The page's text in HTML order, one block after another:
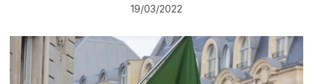
19/03/2022